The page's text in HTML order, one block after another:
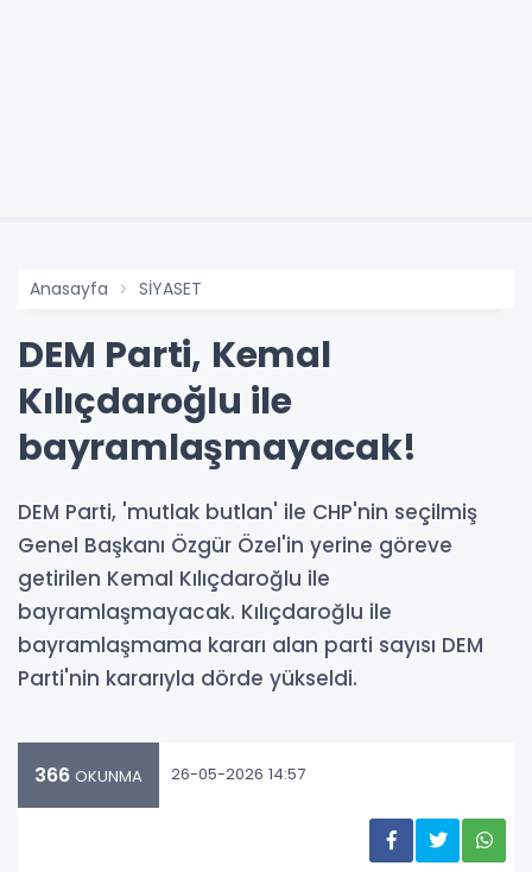
Anasayfa SİYASET
DEM Parti, Kemal
Kılıçdaroğlu ile
bayramlaşmayacak!
DEM Parti, 'mutlak butlan' ile CHP'nin seçilmiş
Genel Başkanı Özgür Özel'in yerine göreve
getirilen Kemal Kılıçdaroğlu ile
bayramlaşmayacak. Kılıçdaroğlu ile
bayramlaşmama kararı alan parti sayısı DEM
Parti'nin kararıyla dörde yükseldi.
366 OKUNMA 26-05-2026 14:57